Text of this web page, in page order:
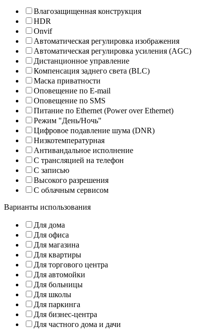
Влагозащищенная конструкция
HDR
Onvif
Автоматическая регулировка изображения
Автоматическая регулировка усиления (AGC)
Дистанционное управление
Компенсация заднего света (BLC)
Маска приватности
Оповещение по E-mail
Оповещение по SMS
Питание по Ethernet (Power over Ethernet)
Режим "День/Ночь"
Цифровое подавление шума (DNR)
Низкотемпературная
Антивандальное исполнение
С трансляцией на телефон
С записью
Высокого разрешения
С облачным сервисом
Варианты использования
Для дома
Для офиса
Для магазина
Для квартиры
Для торгового центра
Для автомойки
Для больницы
Для школы
Для паркинга
Для бизнес-центра
Для частного дома и дачи